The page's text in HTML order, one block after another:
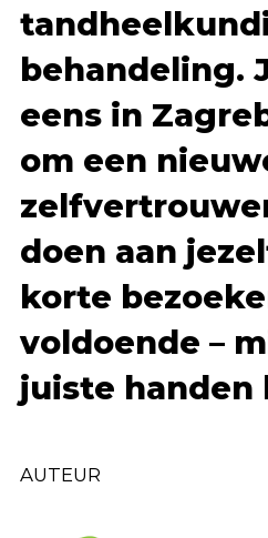
behandeling.
eens in
om een
doen aan
korte
voldoende –
juiste handen
AUTEUR